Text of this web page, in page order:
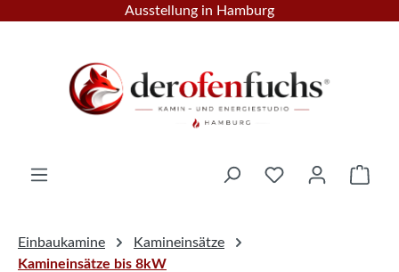
Zum Hauptinhalt springen
Ausstellung in Hamburg
Einbaukamine
Kamineinsätze
Kamineinsätze bis 8kW